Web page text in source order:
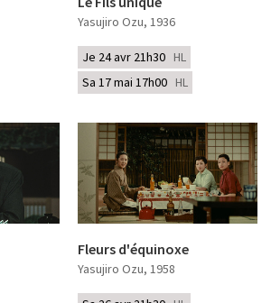
Yasujiro Ozu, 1936
Je 24 avr 21h30 HL
Sa 17 mai 17h00 HL
Fleurs d'équinoxe
Yasujiro Ozu, 1958